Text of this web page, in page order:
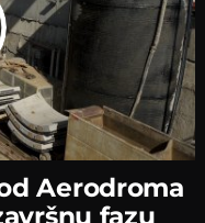
Aerodroma
fazu